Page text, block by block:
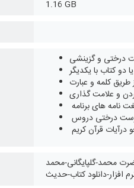
1.16 GB
درختی و گزینشی
کتاب با یکدیگر
کلمه و عبارت
و علامت گذاری
نامه های برنامه
درختی دروس
قرآن کریم
محمد-گلپایگانی-محمد
افزار-دانلود کتاب-حدیث